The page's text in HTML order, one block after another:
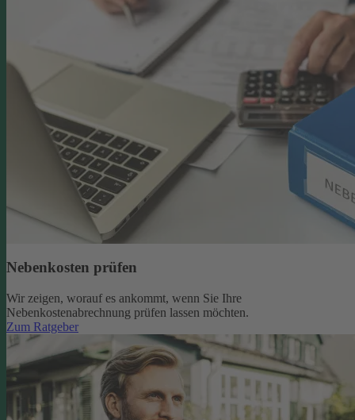
Nebenkosten prüfen
Wir zeigen, worauf es ankommt, wenn Sie Ihre
Nebenkostenabrechnung prüfen lassen möchten.
Zum Ratgeber